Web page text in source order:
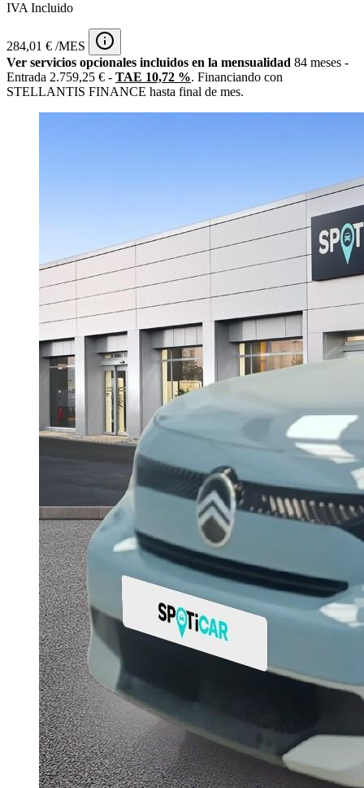
IVA Incluido
284,01 € /MES
Ver servicios opcionales incluidos en la mensualidad 84 meses -
Entrada 2.759,25 € - TAE 10,72 %. Financiando con
STELLANTIS FINANCE hasta final de mes.